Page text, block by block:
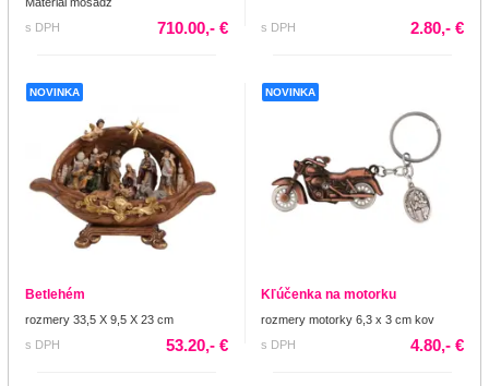
s DPH
710.00,- € s DPH 2.80,- €
NOVINKA
Betlehém
rozmery 33,5 X 9,5 X 23 cm
s DPH
53.20,- €
NOVINKA
Kľúčenka na motorku
rozmery motorky 6,3 x 3 cm kov
s DPH
4.80,- €